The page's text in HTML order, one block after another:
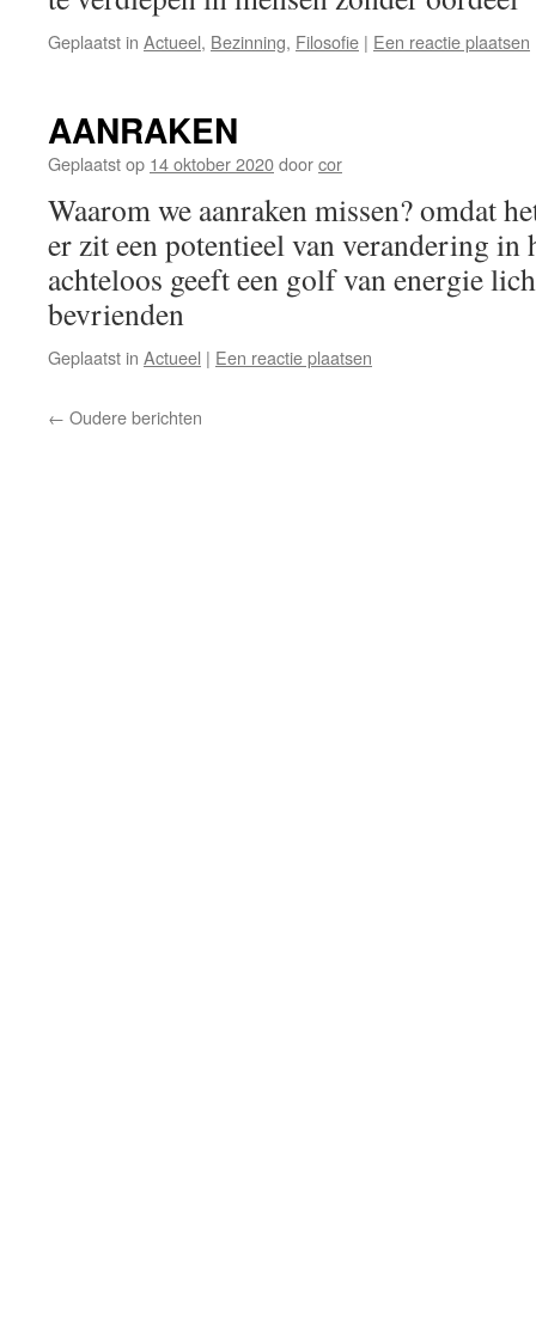
Geplaatst in Actueel, Bezinning, Filosofie | Een reactie plaatsen
AANRAKEN
Geplaatst op 14 oktober 2020doorcor
Waarom we aanraken missen? omdat
er zit een potentieel van verandering in
achteloos geeft een golf van energie
bevrienden
Geplaatst in Actueel | Een reactie plaatsen
← Oudere berichten